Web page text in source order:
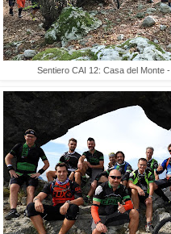
Sentiero CAI 12: Casa del Monte